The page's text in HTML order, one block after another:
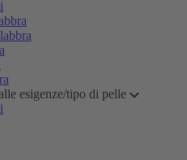
esigenze/tipo di pelle